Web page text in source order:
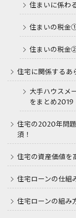
住まいに係わ
住まいの税金
住まいの税
住宅に関係するあ
大手ハウスメ
をまとめ2019
住宅の2020年問
須！
住宅の資産価値
住宅ローンの仕組
住宅ローンの組み